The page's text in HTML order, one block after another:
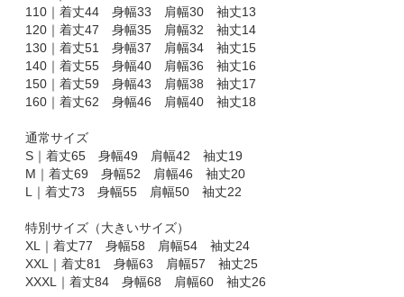
110｜着丈44 身幅33 肩幅30 袖丈13
120｜着丈47 身幅35 肩幅32 袖丈14
130｜着丈51 身幅37 肩幅34 袖丈15
140｜着丈55 身幅40 肩幅36 袖丈16
150｜着丈59 身幅43 肩幅38 袖丈17
160｜着丈62 身幅46 肩幅40 袖丈18
通常サイズ
S｜着丈65 身幅49 肩幅42 袖丈19
M｜着丈69 身幅52 肩幅46 袖丈20
L｜着丈73 身幅55 肩幅50 袖丈22
特別サイズ（大きいサイズ）
XL｜着丈77 身幅58 肩幅54 袖丈24
XXL｜着丈81 身幅63 肩幅57 袖丈25
XXXL｜着丈84 身幅68 肩幅60 袖丈26